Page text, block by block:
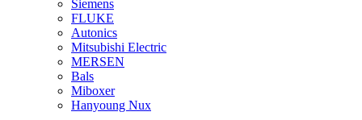
Siemens
FLUKE
Autonics
Mitsubishi Electric
MERSEN
Bals
Miboxer
Hanyoung Nux